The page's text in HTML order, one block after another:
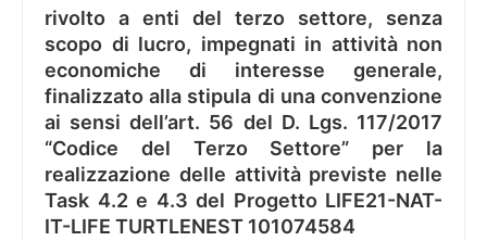
rivolto a enti del terzo settore, senza
scopo di lucro, impegnati in attività non
economiche di interesse generale,
finalizzato alla stipula di una convenzione
ai sensi dell’art. 56 del D. Lgs. 117/2017
“Codice del Terzo Settore” per la
realizzazione delle attività previste nelle
Task 4.2 e 4.3 del Progetto LIFE21-NAT-
IT-LIFE TURTLENEST 101074584